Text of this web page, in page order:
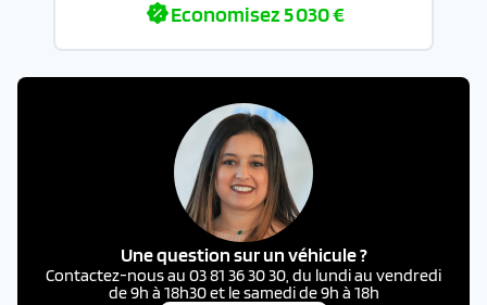
Economisez5 030 €
Une question sur un véhicule ?
Contactez-nous au 03 81 36 30 30, du lundi au vendredi
de 9h à 18h30 et le samedi de 9h à 18h